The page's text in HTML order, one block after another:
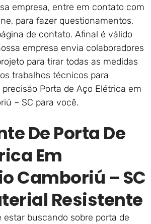
empresa, entre em contato com
para fazer questionamentos,
de contato. Afinal é válido
empresa envia colaboradores
para tirar todas as medidas
trabalhos técnicos para
Porta de Aço Elétrica em
– SC para você.
De Porta De
Em
Camboriú – SC
Resistente
estar buscando sobre porta de